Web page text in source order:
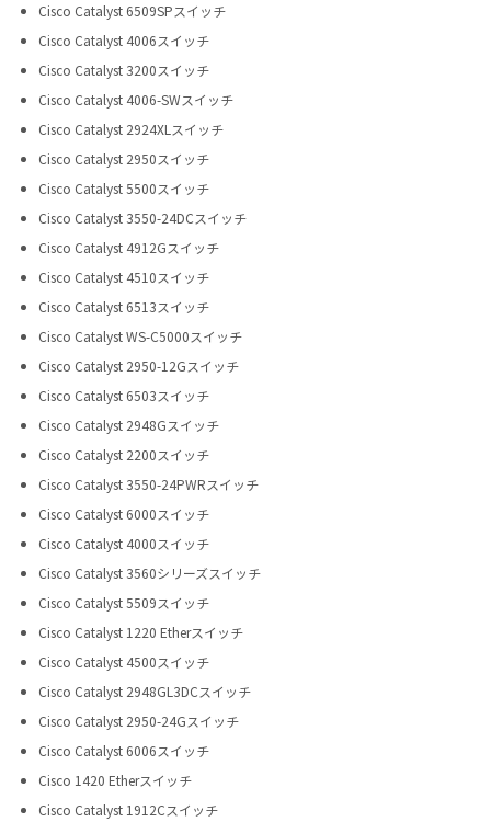
Cisco Catalyst 6509SPスイッチ
Cisco Catalyst 4006スイッチ
Cisco Catalyst 3200スイッチ
Cisco Catalyst 4006-SWスイッチ
Cisco Catalyst 2924XLスイッチ
Cisco Catalyst 2950スイッチ
Cisco Catalyst 5500スイッチ
Cisco Catalyst 3550-24DCスイッチ
Cisco Catalyst 4912Gスイッチ
Cisco Catalyst 4510スイッチ
Cisco Catalyst 6513スイッチ
Cisco Catalyst WS-C5000スイッチ
Cisco Catalyst 2950-12Gスイッチ
Cisco Catalyst 6503スイッチ
Cisco Catalyst 2948Gスイッチ
Cisco Catalyst 2200スイッチ
Cisco Catalyst 3550-24PWRスイッチ
Cisco Catalyst 6000スイッチ
Cisco Catalyst 4000スイッチ
Cisco Catalyst 3560シリーズスイッチ
Cisco Catalyst 5509スイッチ
Cisco Catalyst 1220 Etherスイッチ
Cisco Catalyst 4500スイッチ
Cisco Catalyst 2948GL3DCスイッチ
Cisco Catalyst 2950-24Gスイッチ
Cisco Catalyst 6006スイッチ
Cisco 1420 Etherスイッチ
Cisco Catalyst 1912Cスイッチ